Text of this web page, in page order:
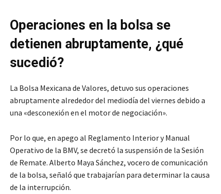
Operaciones en la bolsa se
detienen abruptamente, ¿qué
sucedió?
La Bolsa Mexicana de Valores, detuvo sus operaciones
abruptamente alrededor del mediodía del viernes debido a
una «desconexión en el motor de negociación».
Por lo que, en apego al Reglamento Interior y Manual
Operativo de la BMV, se decretó la suspensión de la Sesión
de Remate. Alberto Maya Sánchez, vocero de comunicación
de la bolsa, señaló que trabajarían para determinar la causa
de la interrupción.